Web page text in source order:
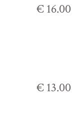
€ 16.00
€ 13.00